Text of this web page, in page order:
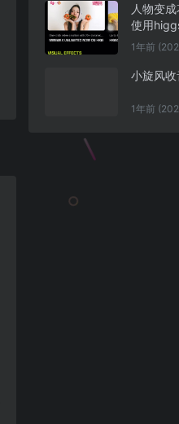
人物变
使用
1年前
小旋风
1年前